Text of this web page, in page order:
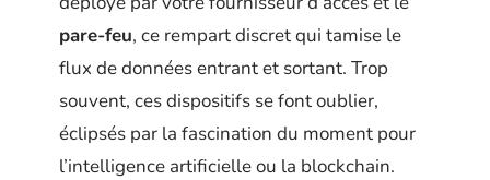
pare-feu, ce rempart discret qui tamise le
flux de données entrant et sortant. Trop
souvent, ces dispositifs se font oublier,
éclipsés par la fascination du moment pour
l’intelligence artificielle ou la blockchain.